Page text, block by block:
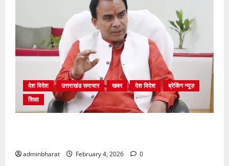
देश विदेश उत्तराखंड समाचार खबर देश विदेश
ब्रेकिंग न्यूज़
शिक्षा
adminbharat February 4, 2026 0